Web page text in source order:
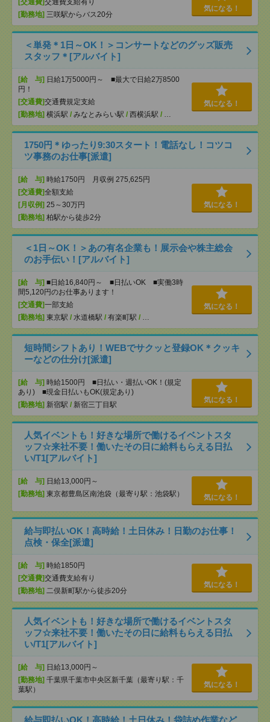
[交通費] 交通費支給有り
[勤務地] 三咲駅からバス20分
気になる！
＜単発＊1日～OK！＞コンサートなどのグッズ販売
スタッフ＊[アルバイト]
[給 与] 日給1万5000円～ ■最大で日給2万8500
円！
[交通費]交通費規定支給
[勤務地] 横浜駅 / みなとみらい駅 / 西横浜駅 / …
気になる！
1750円＊ゆったり9:30スタート！電話なし！コツコ
ツ事務のお仕事[派遣]
[給 与] 時給1750円 月収例 275,625円
[交通費]全額支給
[月収例] 25～30万円
[勤務地] 柏駅から徒歩2分
気になる！
＜1日～OK！＞あの有名企業も！展示会や株主総会
のお手伝い！[アルバイト]
[給 与] ■日給16,840円～ ■日払いOK ■実働3時
間5,120円のお仕事あります！
[交通費]一部支給
[勤務地] 東京駅 / 水道橋駅 / 有楽町駅 / …
気になる！
短時間シフトあり！WEBでサクッと登録OK＊クッキ
ーなどの仕分け[派遣]
[給 与] 時給1500円 ■日払い・週払いOK！(規定
あり) ■現金日払いもOK(規定あり)
[勤務地] 新宿駅 / 新宿三丁目駅
気になる！
人気イベントも！好きな場所で働けるイベントスタ
ッフ☆来社不要！働いたその日に給料もらえる日払
い/T1[アルバイト]
[給 与] 日給13,000円～
[勤務地] 東京都豊島区南池袋（最寄り駅：池袋駅） 気になる！
給与即払いOK！高時給！土日休み！日勤のお仕事！
点検・保全[派遣]
[給 与] 時給1850円
[交通費]交通費支給有り
[勤務地] 二俣新町駅から徒歩20分
気になる！
人気イベントも！好きな場所で働けるイベントスタ
ッフ☆来社不要！働いたその日に給料もらえる日払
い/T1[アルバイト]
[給 与] 日給13,000円～
[勤務地] 千葉県千葉市中央区新千葉（最寄り駅：千
葉駅）
気になる！
給与即払いOK！高時給！土日休み！袋詰め作業など